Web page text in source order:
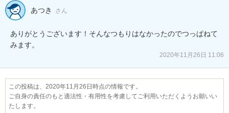
あつき さん
ありがとうございます！そんなつもりはなかったのでつっぱねて
みます。
2020年11月26日 11:06
この投稿は、2020年11月26日時点の情報です。
ご自身の責任のもと適法性・有用性を考慮してご利用いただくようお願いい
たします。